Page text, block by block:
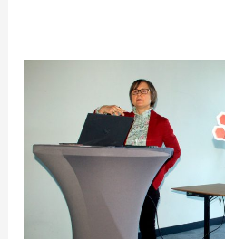
TURYSTÓW
W
2024,